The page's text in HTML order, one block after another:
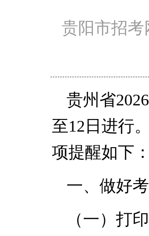
贵阳市招
贵州省
至12日进行
项提醒如下
一、做好
（一）打